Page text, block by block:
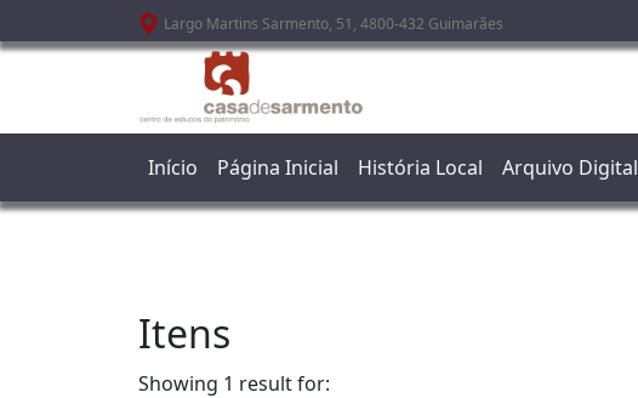
Passar para o conteúdo principalLargo Martins Sarmento, 51, 4800-432 Guimarães
Início Página Inicial História Local Arquivo Digital
Itens
Showing 1 result for: